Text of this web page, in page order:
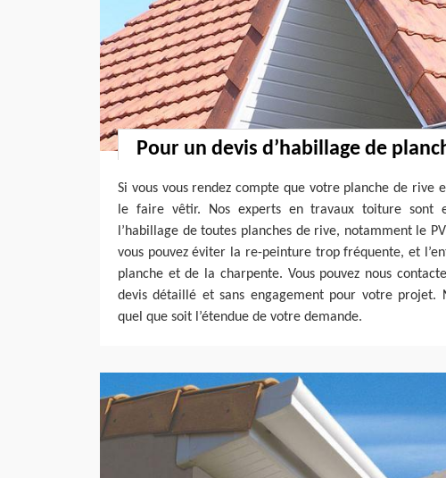
Pour un devis d’habillage de
Si vous vous rendez compte que votre planche de rive
le faire vêtir. Nos experts en travaux toiture sont
l’habillage de toutes planches de rive, notamment le
vous pouvez éviter la re-peinture trop fréquente, et
planche et de la charpente. Vous pouvez nous
devis détaillé et sans engagement pour votre projet.
quel que soit l’étendue de votre demande.